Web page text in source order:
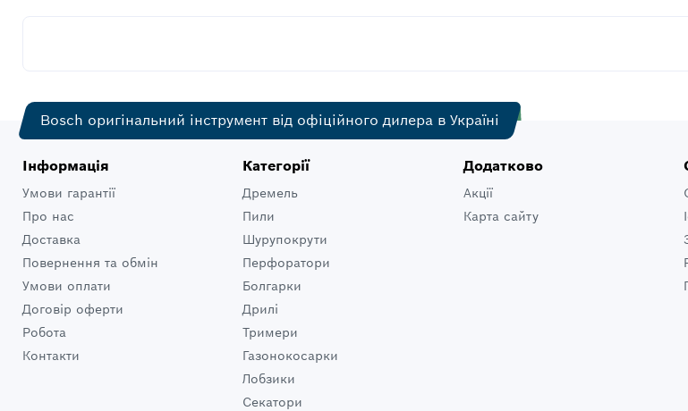
Bosch оригінальний інструмент від офіційного дилера в Україні
Інформація
Умови гарантії
Про нас
Доставка
Повернення та обмін
Умови оплати
Договір оферти
Робота
Контакти
Категорії
Дремель
Пили
Шурупокрути
Перфоратори
Болгарки
Дрилі
Тримери
Газонокосарки
Лобзики
Секатори
Додатково
Акції
Карта сайту